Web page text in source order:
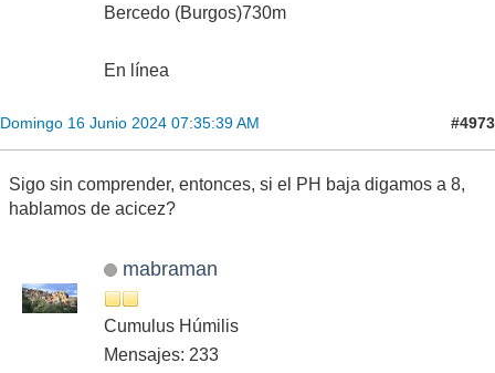
Bercedo (Burgos)730m
En línea
Domingo 16 Junio 2024 07:35:39 AM #4973
Sigo sin comprender, entonces, si el PH baja digamos a 8,
hablamos de acicez?
mabraman
Cumulus Húmilis
Mensajes: 233